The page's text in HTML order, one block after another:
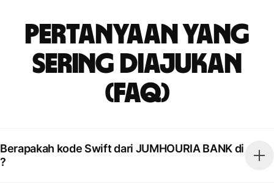
Pertanyaan yang
Sering Diajukan
(FAQ)
Berapakah kode Swift dari JUMHOURIA BANK di
?